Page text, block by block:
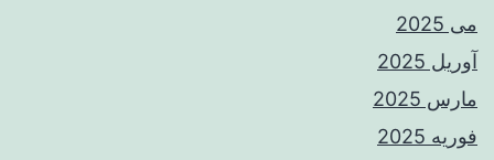
می 2025
آوریل 2025
مارس 2025
فوریه 2025